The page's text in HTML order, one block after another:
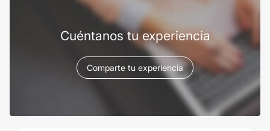
Cuéntanos tu experiencia
Comparte tu experiencia